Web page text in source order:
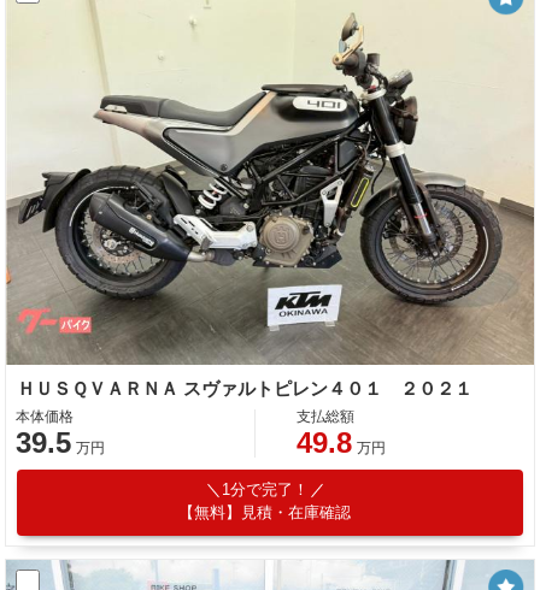
ＨＵＳＱＶＡＲＮＡ スヴァルトピレン４０１ ２０２１
本体価格
39.5 万円
支払総額
49.8 万円
1分で完了！
【無料】見積・在庫確認